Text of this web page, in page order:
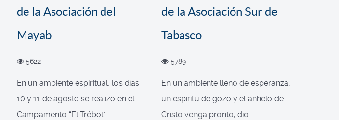
de la Asociación del
Mayab
5622
En un ambiente espiritual, los días
10 y 11 de agosto se realizó en el
Campamento “El Trébol”...
de la Asociación Sur de
Tabasco
5789
En un ambiente lleno de esperanza,
un espíritu de gozo y el anhelo de
Cristo venga pronto, dio...